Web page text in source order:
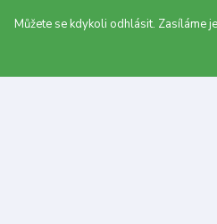
Můžete se kdykoli odhlásit. Zasíláme